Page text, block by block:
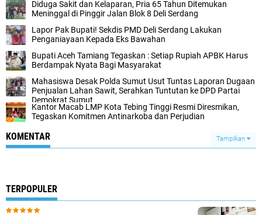
Diduga Sakit dan Kelaparan, Pria 65 Tahun Ditemukan
Meninggal di Pinggir Jalan Blok 8 Deli Serdang
Lapor Pak Bupati! Sekdis PMD Deli Serdang Lakukan
Penganiayaan Kepada Eks Bawahan ‎
Bupati Aceh Tamiang Tegaskan : Setiap Rupiah APBK Harus
Berdampak Nyata Bagi Masyarakat
Mahasiswa Desak Polda Sumut Usut Tuntas Laporan Dugaan
Penjualan Lahan Sawit, Serahkan Tuntutan ke DPD Partai
Demokrat Sumut
Kantor Macab LMP Kota Tebing Tinggi Resmi Diresmikan,
Tegaskan Komitmen Antinarkoba dan Perjudian
KOMENTAR Tampilkan
TERPOPULER